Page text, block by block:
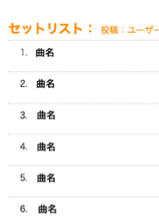
トリスト情報の正確性は保証されま
は、 こちらよりご連絡をお願い致しま
社ページワンが運営する歌詞サイト「